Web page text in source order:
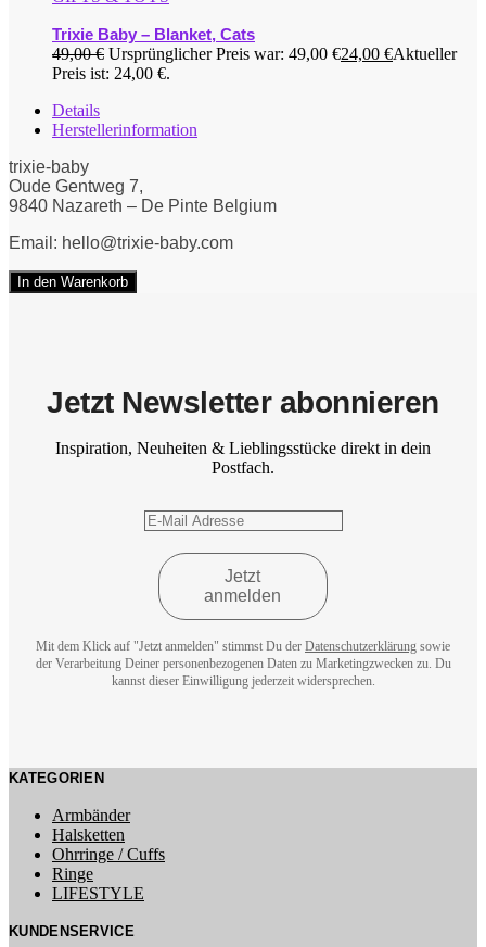
Trixie Baby – Blanket, Cats
49,00€ Ursprünglicher Preis war: 49,00 €24,00 €Aktueller
Preis ist: 24,00 €.
Details
Herstellerinformation
trixie-baby
Oude Gentweg 7,
9840 Nazareth – De Pinte Belgium
Email: hello@trixie-baby.com
In den Warenkorb
Jetzt Newsletter abonnieren
Inspiration, Neuheiten & Lieblingsstücke direkt in dein
Postfach.
Mit dem Klick auf "Jetzt anmelden" stimmst Du der Datenschutzerklärung sowie
der Verarbeitung Deiner personenbezogenen Daten zu Marketingzwecken zu. Du
kannst dieser Einwilligung jederzeit widersprechen.
KATEGORIEN
Armbänder
Halsketten
Ohrringe / Cuffs
Ringe
LIFESTYLE
KUNDENSERVICE